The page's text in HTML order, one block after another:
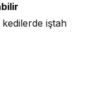
iştah